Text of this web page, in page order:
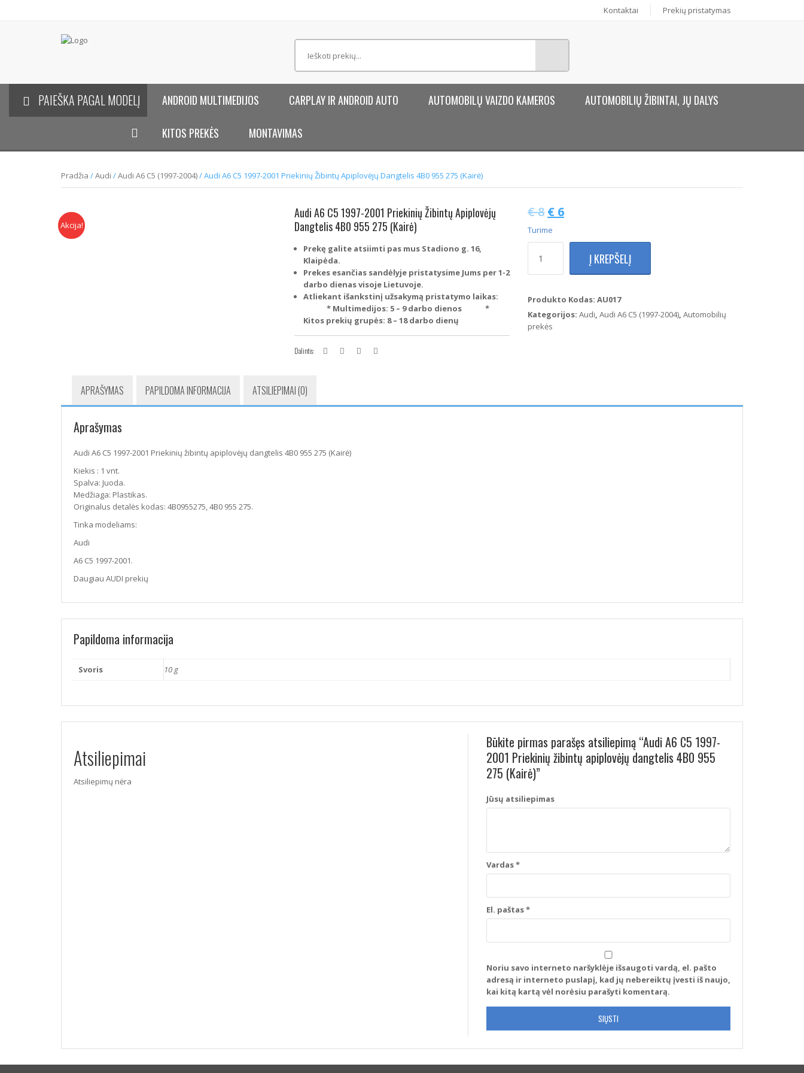
Kontaktai Prekių pristatymas
PAIEŠKA PAGAL MODELĮ ANDROID MULTIMEDIJOS CARPLAY IR ANDROID AUTO AUTOMOBILŲ VAIZDO KAMEROS AUTOMOBILIŲ ŽIBINTAI, JŲ DALYS
KITOS PREKĖS MONTAVIMAS
Pradžia /Audi /Audi A6 C5 (1997-2004)/ Audi A6 C5 1997-2001 Priekinių Žibintų Apiplovėjų Dangtelis 4B0 955 275 (Kairė)
Akcija!
Audi A6 C5 1997-2001 Priekinių Žibintų Apiplovėjų
Dangtelis 4B0 955 275 (Kairė)
Prekę galite atsiimti pas mus Stadiono g. 16,
Klaipėda.
Prekes esančias sandėlyje pristatysime Jums per 1-2
darbo dienas visoje Lietuvoje.
Atliekant išankstinį užsakymą pristatymo laikas:
* Multimedijos: 5 – 9 darbo dienos *
Kitos prekių grupės: 8 – 18 darbo dienų
Dalintis:
€8 € 6
Turime
kiekis:
C5
2001
Priekinių
275
Į KREPŠELĮ
Produkto Kodas: AU017
Kategorijos: Audi, Audi A6 C5 (1997-2004), Automobilių
prekės
APRAŠYMAS PAPILDOMA INFORMACIJA ATSILIEPIMAI (0)
Aprašymas
Audi A6 C5 1997-2001 Priekinių žibintų apiplovėjų dangtelis 4B0 955 275 (Kairė)
Kiekis : 1 vnt.
Spalva: Juoda.
Medžiaga: Plastikas.
Originalus detalės kodas: 4B0955275, 4B0 955 275.
Tinka modeliams:
Audi
A6 C5 1997-2001.
Daugiau AUDI prekių
Papildoma informacija
Svoris 10 g
Atsiliepimai
Atsiliepimų nėra
Būkite pirmas parašęs atsiliepimą “Audi A6 C5 1997-
2001 Priekinių žibintų apiplovėjų dangtelis 4B0 955
275 (Kairė)”
Jūsų atsiliepimas
Vardas*
El. paštas*
Noriu savo interneto naršyklėje išsaugoti vardą, el. pašto
adresą ir interneto puslapį, kad jų nebereiktų įvesti iš naujo,
kai kitą kartą vėl norėsiu parašyti komentarą.